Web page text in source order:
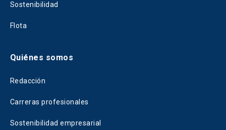
Sostenibilidad
Flota
Quiénes somos
Redacción
Carreras profesionales
Sostenibilidad empresarial